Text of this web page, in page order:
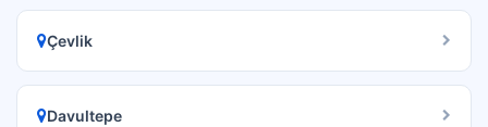
Çevlik
Davultepe